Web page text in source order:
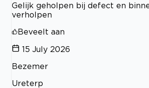
Gelijk geholpen bij defect en
verholpen
Beveelt aan
15 July 2026
Bezemer
Ureterp